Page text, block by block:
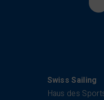
Swiss Sailing
Haus des